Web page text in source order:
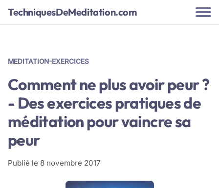
TechniquesDeMeditation.com
MEDITATION-EXERCICES
Comment ne plus avoir peur ?
- Des exercices pratiques de
méditation pour vaincre sa
peur
Publié le 8 novembre 2017